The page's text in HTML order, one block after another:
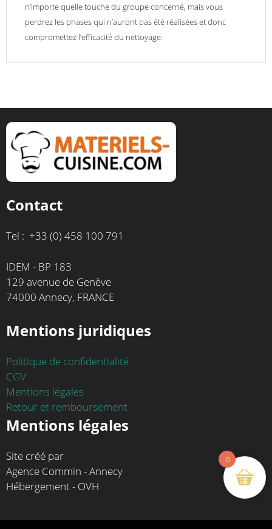
n’importe quelle touche du groupe concerné, mais vous
perdrez les phases qui n’auront pas été réalisées et donc
compromettez l’efficacité du nettoyage.
Contact
Tel : +33 (0) 458 100 791
IDEM - BP 183
129 avenue de Genève
74000 Annecy, FRANCE
Mentions juridiques
Politique de confidentialité
CGV
Mentions légales
Retour et remboursement
Mentions légales
Site créé par
Agence Commin - Annecy
Hébergement - OVH
0